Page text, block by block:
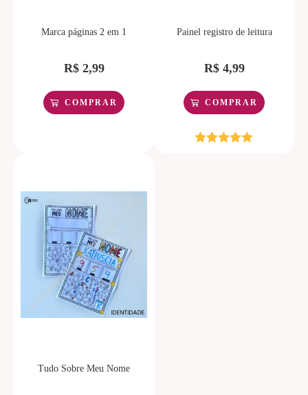
Marca páginas 2 em 1
R$2,99
COMPRAR
Painel registro de leitura
R$4,99
COMPRAR
Tudo Sobre Meu Nome